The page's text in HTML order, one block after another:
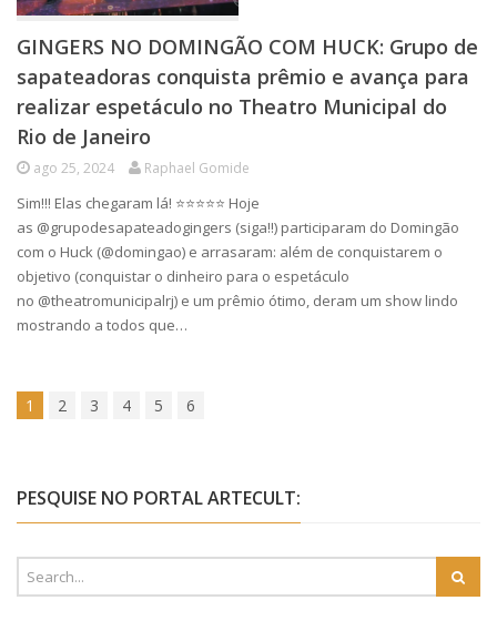
GINGERS NO DOMINGÃO COM HUCK: Grupo de
sapateadoras conquista prêmio e avança para
realizar espetáculo no Theatro Municipal do
Rio de Janeiro
ago 25, 2024 Raphael Gomide
Sim!!! Elas chegaram lá! ⭐⭐⭐⭐⭐ Hoje
as @grupodesapateadogingers (siga!!) participaram do Domingão
com o Huck (@domingao) e arrasaram: além de conquistarem o
objetivo (conquistar o dinheiro para o espetáculo
no @theatromunicipalrj) e um prêmio ótimo, deram um show lindo
mostrando a todos que…
1 2 3 4 5 6
PESQUISE NO PORTAL ARTECULT: